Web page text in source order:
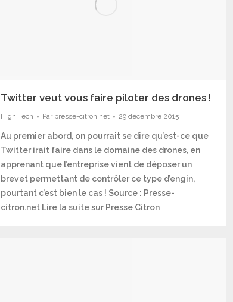
Twitter veut vous faire piloter des drones !
High Tech Par presse-citron.net 29 décembre 2015
Au premier abord, on pourrait se dire qu’est-ce que
Twitter irait faire dans le domaine des drones, en
apprenant que l’entreprise vient de déposer un
brevet permettant de contrôler ce type d’engin,
pourtant c’est bien le cas ! Source : Presse-
citron.net Lire la suite sur Presse Citron